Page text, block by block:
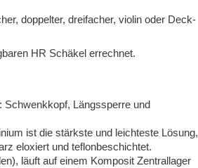
doppelter, dreifacher, violin oder Deck-
HR Schäkel errechnet.
Schwenkkopf, Längssperre und
ist die stärkste und leichteste Lösung,
eloxiert und teflonbeschichtet.
läuft auf einem Komposit Zentrallager